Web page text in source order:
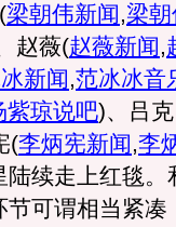
(梁朝伟新闻,梁
赵薇(赵薇新闻,
新闻,范冰冰音
紫琼说吧)、吕
(李炳宪新闻,李
续走上红毯。
可谓相当紧凑